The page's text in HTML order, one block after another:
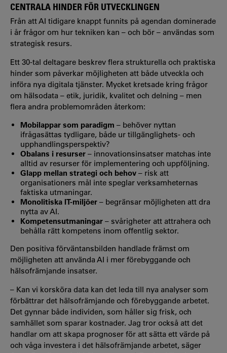
CENTRALA HINDER FÖR UTVECKLINGEN
Från att AI tidigare knappt funnits på agendan dominerade
i år frågor om hur tekniken kan – och bör – användas som
strategisk resurs.
Ett 30-tal deltagare beskrev flera strukturella och praktiska
hinder som påverkar möjligheten att både utveckla och
införa nya digitala tjänster. Mycket kretsade kring frågor
om hälsodata – etik, juridik, kvalitet och delning – men
flera andra problemområden återkom:
Mobilappar som paradigm – behöver nyttan
ifrågasättas tydligare, både ur tillgänglighets- och
upphandlingsperspektiv?
Obalans i resurser – innovationsinsatser matchas inte
alltid av resurser för implementering och uppföljning.
Glapp mellan strategi och behov – risk att
organisationers mål inte speglar verksamheternas
faktiska utmaningar.
Monolitiska IT-miljöer – begränsar möjligheten att dra
nytta av AI.
Kompetensutmaningar – svårigheter att attrahera och
behålla rätt kompetens inom offentlig sektor.
Den positiva förväntansbilden handlade främst om
möjligheten att använda AI i mer förebyggande och
hälsofrämjande insatser.
– Kan vi korsköra data kan det leda till nya analyser som
förbättrar det hälsofrämjande och förebyggande arbetet.
Det gynnar både individen, som håller sig frisk, och
samhället som sparar kostnader. Jag tror också att det
handlar om att skapa prognoser för att sätta ett värde på
och våga investera i det hälsofrämjande arbetet, säger